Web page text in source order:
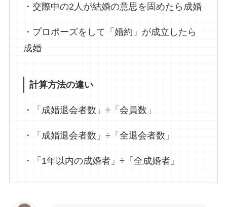
・交際中の2人が結婚の意思を固めたら成婚
・プロポーズをして「婚約」が成立したら
成婚
計算方法の違い
・「成婚退会者数」÷「会員数」
・「成婚退会者数」÷「全退会者数」
・「1年以内の成婚者」÷「全成婚者」